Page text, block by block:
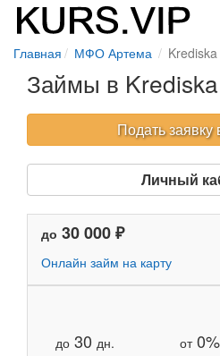
Главная МФО Артема Krediska
Займы в
Подать заявку
Личный
до 30 000 ₽
Онлайн займ на карту
до 30 дн. от0%